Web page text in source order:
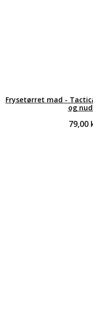
Frysetørret mad -
og
79,00